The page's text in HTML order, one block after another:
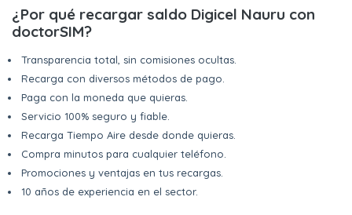
¿Por qué recargar saldo Digicel Nauru con
doctorSIM?
Transparencia total, sin comisiones ocultas.
Recarga con diversos métodos de pago.
Paga con la moneda que quieras.
Servicio 100% seguro y fiable.
Recarga Tiempo Aire desde donde quieras.
Compra minutos para cualquier teléfono.
Promociones y ventajas en tus recargas.
10 años de experiencia en el sector.